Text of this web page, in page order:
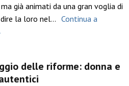
già animati da una gran voglia di
dire la loro nel… Continua a
delle riforme: donna e